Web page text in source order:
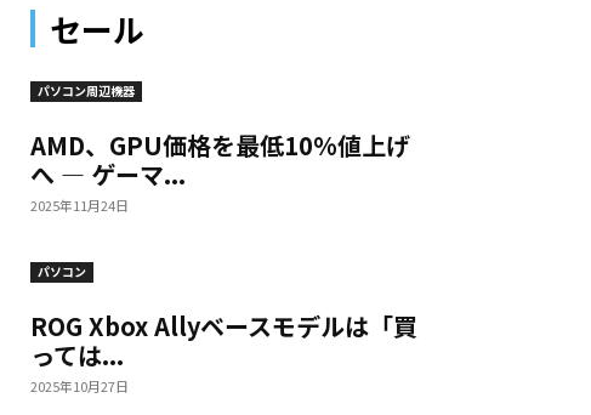
セール
パソコン周辺機器
AMD、GPU価格を最低10%値上げ
へ — ゲーマ...
2025年11月24日
パソコン
ROG Xbox Allyベースモデルは「買
っては...
2025年10月27日